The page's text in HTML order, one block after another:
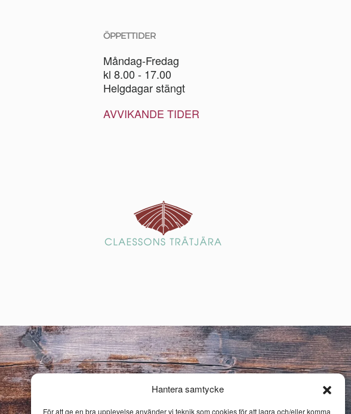
Hantera samtycke
För att ge en bra upplevelse använder vi teknik som cookies för att lagra och/eller komma
ÖPPETTIDER
Måndag-Fredag
kl 8.00 - 17.00
Helgdagar stängt
AVVIKANDE TIDER